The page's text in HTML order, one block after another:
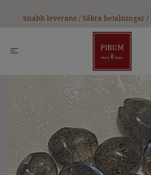
Snabb leverans / Säkra betalningar